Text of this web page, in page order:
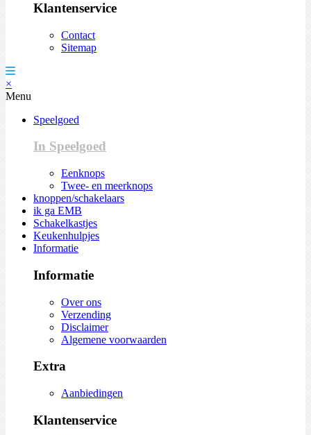
Klantenservice
Contact
Sitemap
×
Menu
Speelgoed
In Speelgoed
Eenknops
Twee- en meerknops
knoppen/schakelaars
ik ga EMB
Schakelkastjes
Keukenhulpjes
Informatie
Informatie
Over ons
Verzending
Disclaimer
Algemene voorwaarden
Extra
Aanbiedingen
Klantenservice